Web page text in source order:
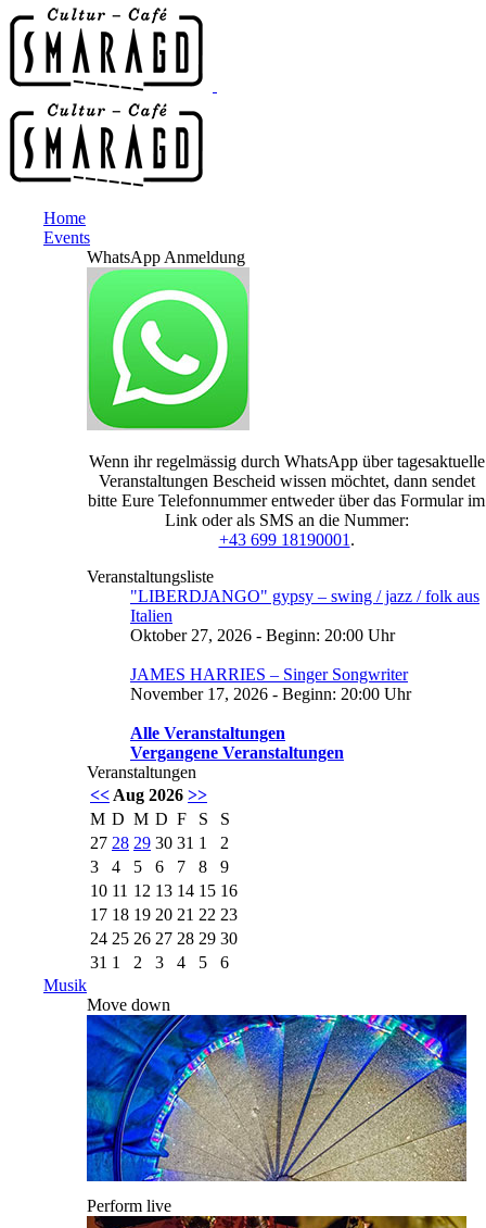
Home
Events
WhatsApp Anmeldung
Wenn ihr regelmässig durch WhatsApp über tagesaktuelle
Veranstaltungen Bescheid wissen möchtet, dann sendet
bitte Eure Telefonnummer entweder über das Formular im
Link oder als SMS an die Nummer:
+43 699 18190001 .
Veranstaltungsliste
"LIBERDJANGO" gypsy – swing / jazz / folk aus
Italien
Oktober 27, 2026 - Beginn: 20:00 Uhr
JAMES HARRIES – Singer Songwriter
November 17, 2026 - Beginn: 20:00 Uhr
Alle Veranstaltungen
Vergangene Veranstaltungen
Veranstaltungen
<< Aug 2026 >>
M D M D F S
S
27 28 29 30 31 1
2
3
4 5 6 7 8
9
10 11 12 13 14 15 16
17 18 19 20 21 22 23
24 25 26 27 28 29 30
31 1 2 3 4 5
6
Musik
Move down
Perform live